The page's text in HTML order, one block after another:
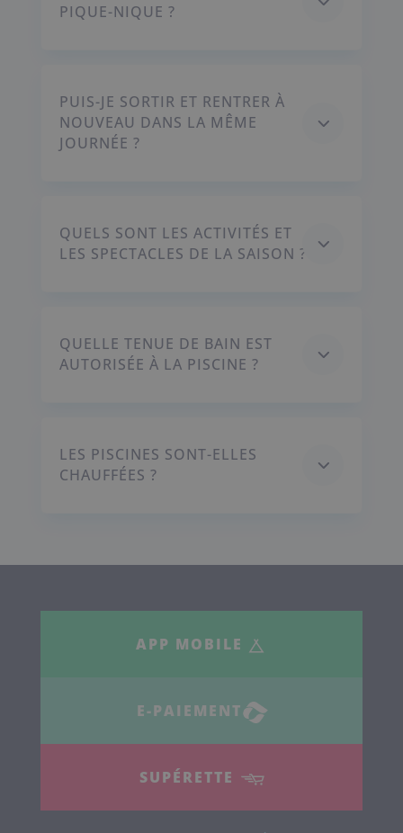
PIQUE-NIQUE ?
3
PUIS-JE SORTIR ET RENTRER À
NOUVEAU DANS LA MÊME
JOURNÉE ?
3
QUELS SONT LES ACTIVITÉS ET
LES SPECTACLES DE LA SAISON ?
3
QUELLE TENUE DE BAIN EST
AUTORISÉE À LA PISCINE ?
3
LES PISCINES SONT-ELLES
CHAUFFÉES ?
APP MOBILE
E-PAIEMENT
SUPÉRETTE